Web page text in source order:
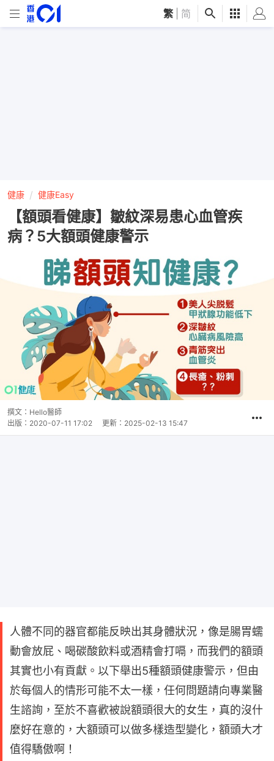
繁 简
健康 健康Easy
【額頭看健康】皺紋深易患心血管疾
病？5大額頭健康警示
撰文： Hello醫師
出版： 2020-07-11 17:02 更新： 2025-02-13 15:47
人體不同的器官都能反映出其身體狀況，像是腸胃蠕
動會放屁、喝碳酸飲料或酒精會打嗝，而我們的額頭
其實也小有貢獻。以下舉出5種額頭健康警示，但由
於每個人的情形可能不太一樣，任何問題請向專業醫
生諮詢，至於不喜歡被說額頭很大的女生，真的沒什
麼好在意的，大額頭可以做多樣造型變化，額頭大才
值得驕傲啊！